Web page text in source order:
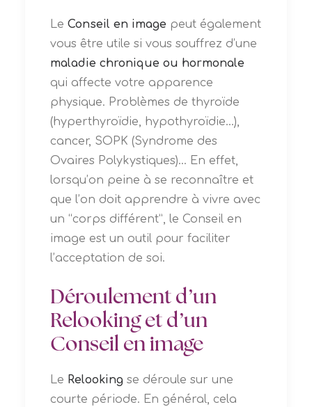
Le Conseil en image peut également
vous être utile si vous souffrez d’une
maladie chronique ou hormonale
qui affecte votre apparence
physique. Problèmes de thyroïde
(hyperthyroïdie, hypothyroïdie…),
cancer, SOPK (Syndrome des
Ovaires Polykystiques)... En effet,
lorsqu’on peine à se reconnaître et
que l’on doit apprendre à vivre avec
un “corps différent”, le Conseil en
image est un outil pour faciliter
l’acceptation de soi.
Déroulement d’un
Relooking et d’un
Conseil en image
Le Relooking se déroule sur une
courte période. En général, cela